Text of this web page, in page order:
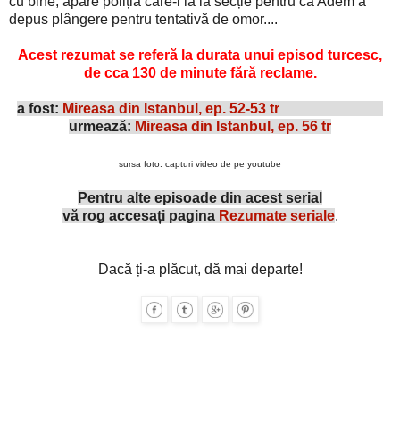
depus plângere pentru tentativă de omor....
Acest rezumat se referă la durata unui episod turcesc,
de cca 130 de minute fără reclame.
a fost: Mireasa din Istanbul, ep. 52-53 tr
urmează: Mireasa din Istanbul, ep. 56 tr
sursa foto: capturi video de pe youtube
Pentru alte episoade din acest serial
vă rog accesați pagina Rezumate seriale.
Dacă ți-a plăcut, dă mai departe!